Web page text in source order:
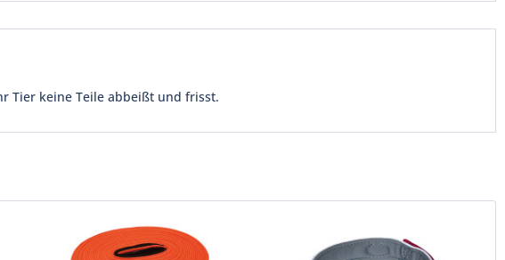
Tier keine Teile abbeißt und frisst.